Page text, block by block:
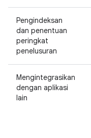
Pengindeksan
dan penentuan
peringkat
penelusuran
Mengintegrasikan
dengan aplikasi
lain